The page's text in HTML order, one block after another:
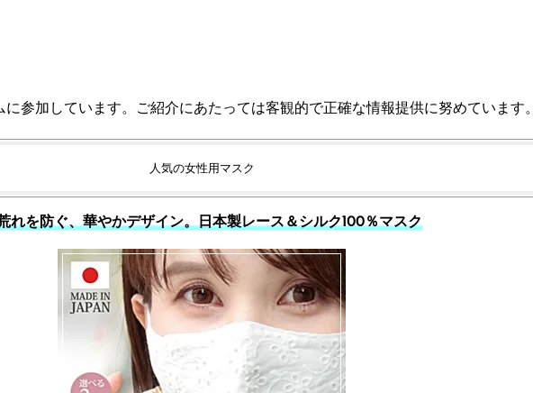
参加しています。ご紹介にあたっては客観的で正確な情報提供に努めています。
人気の女性用マスク
れを防ぐ、華やかデザイン。日本製レース＆シルク100％マスク